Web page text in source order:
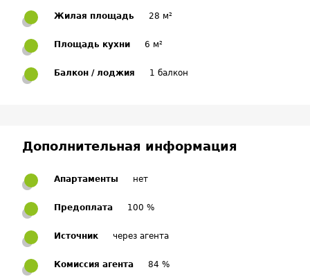
Жилая площадь 28 м²
Площадь кухни 6 м²
Балкон / лоджия 1 балкон
Дополнительная информация
Апартаменты нет
Предоплата 100 %
Источник через агента
Комиссия агента 84 %